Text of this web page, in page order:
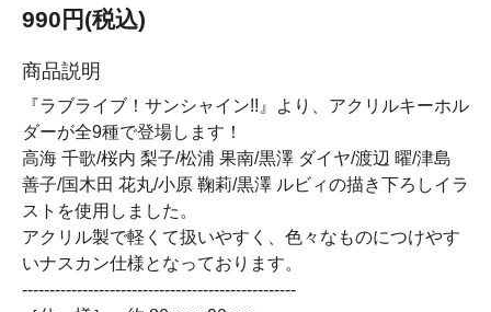
990円(税込)
商品説明
『ラブライブ！サンシャイン!!』より、アクリルキーホル
ダーが全9種で登場します！
高海 千歌/桜内 梨子/松浦 果南/黒澤 ダイヤ/渡辺 曜/津島
善子/国木田 花丸/小原 鞠莉/黒澤 ルビィの描き下ろしイラ
ストを使用しました。
アクリル製で軽くて扱いやすく、色々なものにつけやす
いナスカン仕様となっております。
--------------------------------------------------